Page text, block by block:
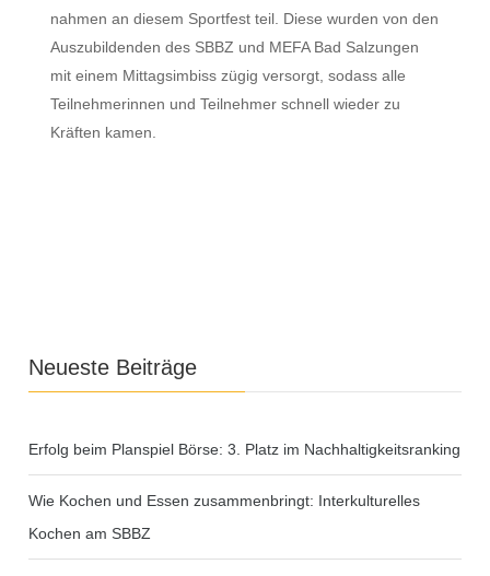
nahmen an diesem Sportfest teil. Diese wurden von den
Auszubildenden des SBBZ und MEFA Bad Salzungen
mit einem Mittagsimbiss zügig versorgt, sodass alle
Teilnehmerinnen und Teilnehmer schnell wieder zu
Kräften kamen.
Neueste Beiträge
Erfolg beim Planspiel Börse: 3. Platz im Nachhaltigkeitsranking
Wie Kochen und Essen zusammenbringt: Interkulturelles
Kochen am SBBZ